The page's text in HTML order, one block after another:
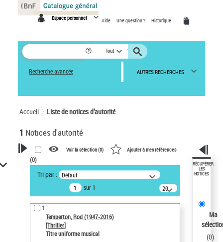
Espace personnel Aide Une question ? Historique
Tout
Recherche avancée AUTRES RECHERCHES
Accueil Liste de notices d’autorité
1 Notices d'autorité
VOTRE RECHERCHE
Recherche avancée dans les
notices d’autorité
Œuvres liées à l'auteur :
Temperton, Rod (1947-2016)
Auteur d’œuvre
Voir la sélection (0) Ajouter à mes références
(0)
Tri par : Défaut
sur 1
20
résultats/page
1
Temperton, Rod (1947-2016)
[Thriller]
Titre uniforme musical
RÉCUPÉRER
LES
NOTICES
Ma
(0)
Panneau de gestion des cookies